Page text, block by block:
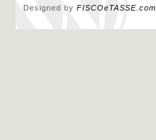
Designed by FISCOeTASSE.com